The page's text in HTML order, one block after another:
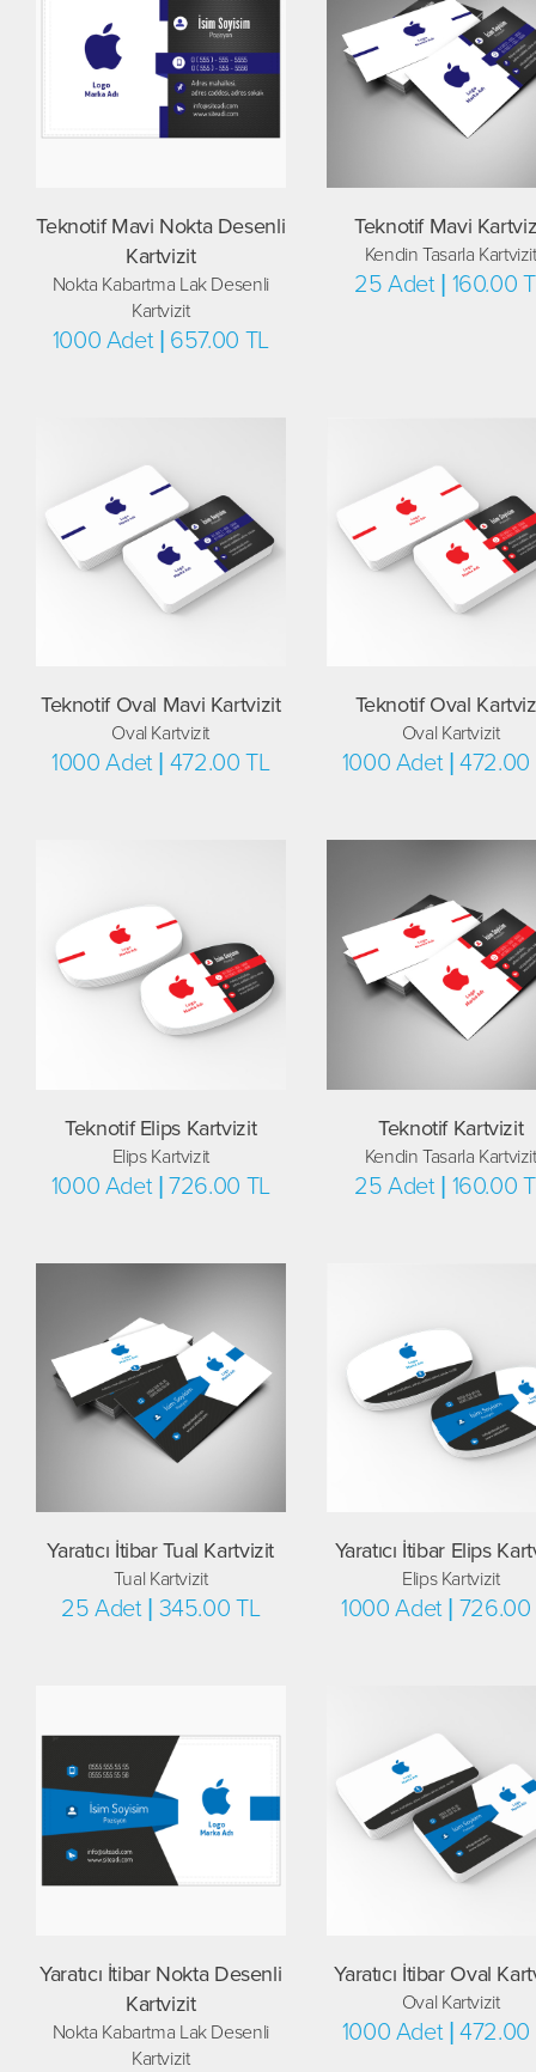
Teknotif Mavi Nokta Desenli
Kartvizit
Nokta Kabartma Lak Desenli
Kartvizit
1000 Adet | 657.00 TL
Teknotif Mavi
Kendin Tasarla Kartvizit
25 Adet | 160.00
Teknotif Oval Mavi Kartvizit
Oval Kartvizit
1000 Adet | 472.00 TL
Teknotif Oval
Oval Kartvizit
1000 Adet | 472.00
Teknotif Elips Kartvizit
Elips Kartvizit
1000 Adet | 726.00 TL
Teknotif Kartvizit
Kendin Tasarla Kartvizit
25 Adet | 160.00
Yaratıcı İtibar Tual Kartvizit
Tual Kartvizit
25 Adet | 345.00 TL
Yaratıcı İtibar Elips
Elips Kartvizit
1000 Adet | 726.00
Yaratıcı İtibar Nokta Desenli
Kartvizit
Nokta Kabartma Lak Desenli
Kartvizit
Yaratıcı İtibar Oval
Oval Kartvizit
1000 Adet | 472.00